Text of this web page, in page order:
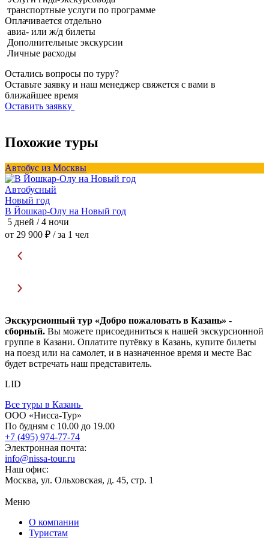
транспортные услуги по программе
Оплачивается отдельно
авиа- или ж/д билеты
Дополнительные экскурсии
Личные расходы
Остались вопросы по туру?
Оставьте заявку и наш менеджер свяжется с вами в
ближайшее время
Оставить заявку
Похожие туры
Автобус из Москвы
Автобусный
Новый год
В Йошкар-Олу на Новый год
5 дней / 4 ночи
от 29 900 ₽ / за 1 чел
Экскурсионный тур «Добро пожаловать в Казань» -
сборный. Вы можете присоединиться к нашей экскурсионной
группе в Казани. Оплатите путёвку в Казань, купите билеты
на поезд или на самолет, и в назначенное время и месте Вас
будет встречать наш представитель.
LID
Все туры в Казань
ООО «Нисса-Тур»
По будням с 10.00 до 19.00
+7 (495) 974-77-74
Электронная почта:
info@nissa-tour.ru
Наш офис:
Москва, ул. Ольховская, д. 45, стр. 1
Меню
О компании
Туристам